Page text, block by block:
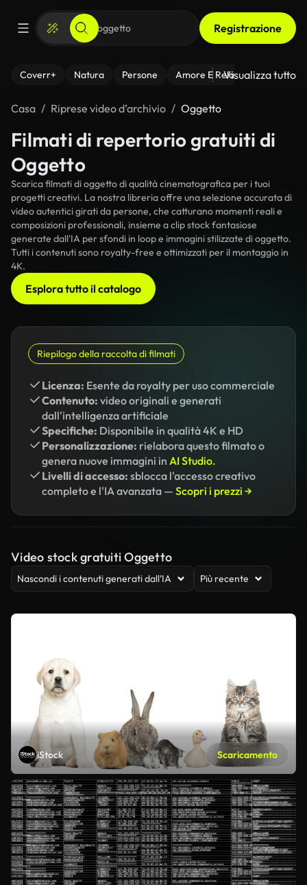
Registrazione
Coverr+ Natura Persone Amore E Relazioni Il
Visualizza tutto
Casa Riprese video d’archivio Oggetto
Filmati di repertorio gratuiti di
Oggetto
Scarica filmati di oggetto di qualità cinematografica per i tuoi
progetti creativi. La nostra libreria offre una selezione accurata di
video autentici girati da persone, che catturano momenti reali e
composizioni professionali, insieme a clip stock fantasiose
generate dall'IA per sfondi in loop e immagini stilizzate di oggetto.
Tutti i contenuti sono royalty-free e ottimizzati per il montaggio in
4K.
Esplora tutto il catalogo
Riepilogo della raccolta di filmati
Licenza: Esente da royalty per uso commerciale
Contenuto: video originali e generati
dall'intelligenza artificiale
Specifiche: Disponibile in qualità 4K e HD
Personalizzazione: rielabora questo filmato o
genera nuove immagini in AI Studio.
Livelli di accesso: sblocca l'accesso creativo
completo e l'IA avanzata — Scopri i prezzi →
Video stock gratuiti Oggetto
Nascondi i contenuti generati dall’IA Più recente
iStock Scaricamento